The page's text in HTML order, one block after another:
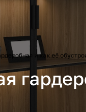
и как её